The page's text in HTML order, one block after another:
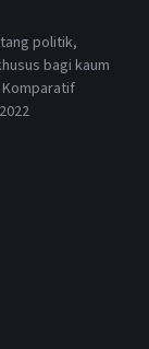
politik,
bagi kaum
Komparatif